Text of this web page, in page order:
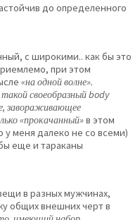
до определенного
с широкими.. как бы это
при этом
«на одной волне».
своеобразный body
завораживающее
«прокачанный»в этом
у меня далеко не со всеми)
еще и тараканы
в разных мужчинах,
общих внешних черт в